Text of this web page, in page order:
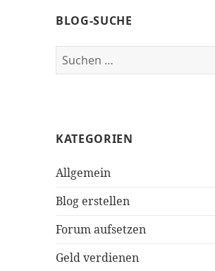
BLOG-SUCHE
Suche
nach:
KATEGORIEN
Allgemein
Blog erstellen
Forum aufsetzen
Geld verdienen